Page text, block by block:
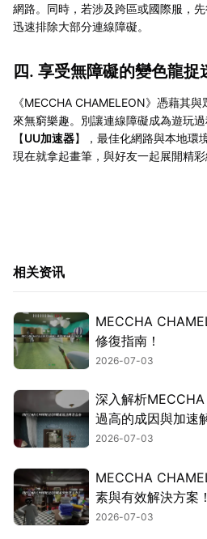
網路。同時，若涉及跨區或國際服，
迅速排除大部分連線障礙。
四. 享受無障礙的變色龍捉
《MECCHA CHAMELEON》憑藉其
來無窮樂趣。別讓連線障礙成為遊玩
【UU加速器】，最佳化網路與本地環
現在就拿起畫筆，與好友一起展開精彩
相关资讯
MECCHA
修復指南！
2026-07-03
深入解析
過高的成因與加速
2026-07-03
MECCHA
素與有效解決方案！
2026-07-03